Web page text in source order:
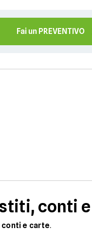
Fai un PREVENTIVO
conti
conti e carte.